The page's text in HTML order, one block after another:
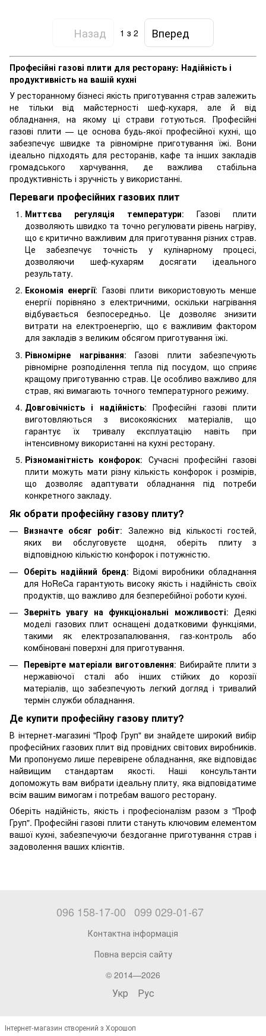
Назад 1 з 2 Вперед
Професійні газові плити для ресторану: Надійність і
продуктивність на вашій кухні
У ресторанному бізнесі якість приготування страв залежить
не тільки від майстерності шеф-кухаря, але й від
обладнання, на якому ці страви готуються. Професійні
газові плити — це основа будь-якої професійної кухні, що
забезпечує швидке та рівномірне приготування їжі. Вони
ідеально підходять для ресторанів, кафе та інших закладів
громадського харчування, де важлива стабільна
продуктивність і зручність у використанні.
Переваги професійних газових плит
Миттєва регуляція температури: Газові плити
дозволяють швидко та точно регулювати рівень нагріву,
що є критично важливим для приготування різних страв.
Це забезпечує точність у кулінарному процесі,
дозволяючи шеф-кухарям досягати ідеального
результату.
Економія енергії: Газові плити використовують менше
енергії порівняно з електричними, оскільки нагрівання
відбувається безпосередньо. Це дозволяє знизити
витрати на електроенергію, що є важливим фактором
для закладів з великим обсягом приготування їжі.
Рівномірне нагрівання: Газові плити забезпечують
рівномірне розподілення тепла під посудом, що сприяє
кращому приготуванню страв. Це особливо важливо для
страв, які вимагають точного температурного режиму.
Довговічність і надійність: Професійні газові плити
виготовляються з високоякісних матеріалів, що
гарантує їх тривалу експлуатацію навіть при
інтенсивному використанні на кухні ресторану.
Різноманітність конфорок: Сучасні професійні газові
плити можуть мати різну кількість конфорок і розмірів,
що дозволяє адаптувати обладнання під потреби
конкретного закладу.
Як обрати професійну газову плиту?
Визначте обсяг робіт: Залежно від кількості гостей,
яких ви обслуговуєте щодня, оберіть плиту з
відповідною кількістю конфорок і потужністю.
Оберіть надійний бренд: Відомі виробники обладнання
для HoReCa гарантують високу якість і надійність своїх
продуктів, що важливо для безперебійної роботи кухні.
Зверніть увагу на функціональні можливості: Деякі
моделі газових плит оснащені додатковими функціями,
такими як електрозапалювання, газ-контроль або
комбіновані поверхні для приготування.
Перевірте матеріали виготовлення: Вибирайте плити з
нержавіючої сталі або інших стійких до корозії
матеріалів, що забезпечують легкий догляд і тривалий
термін служби обладнання.
Де купити професійну газову плиту?
В інтернет-магазині "Проф Груп" ви знайдете широкий вибір
професійних газових плит від провідних світових виробників.
Ми пропонуємо лише перевірене обладнання, яке відповідає
найвищим стандартам якості. Наші консультанти
допоможуть вам вибрати ідеальну плиту, яка відповідатиме
всім вашим вимогам і потребам вашого ресторану.
Оберіть надійність, якість і професіоналізм разом з "Проф
Груп". Професійні газові плити стануть ключовим елементом
вашої кухні, забезпечуючи бездоганне приготування страв і
задоволення ваших клієнтів.
096 158-17-00 099 029-01-67
Контактна інформація
Повна версія сайту
© 2014—2026
Укр Рус
Інтернет-магазин створений з Хорошоп